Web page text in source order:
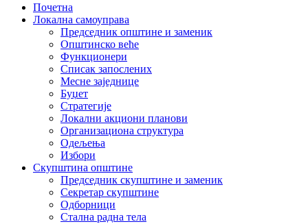
Почетна
Локална самоуправа
Председник општине и заменик
Општинско веће
Функционери
Списак запослених
Месне заједнице
Буџет
Стратегије
Локални акциони планови
Организациона структура
Одељења
Избори
Скупштина општине
Председник скупштине и заменик
Секретар скупштине
Одборници
Стална радна тела